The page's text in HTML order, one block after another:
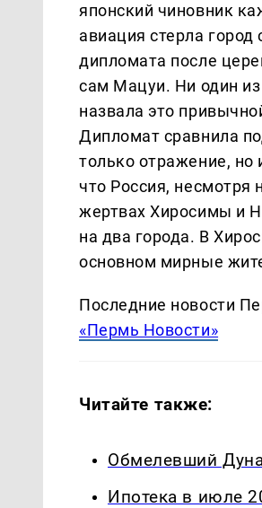
японский чиновник
авиация стерла
дипломата после
сам Мацуи. Ни один
назвала это
Дипломат сравнила
только отражение,
что Россия, несмотря
жертвах Хиросимы и
на два города. В
основном мирные
Последние новости
«Пермь Новости»
Читайте также:
Обмелевший
Ипотека в июле